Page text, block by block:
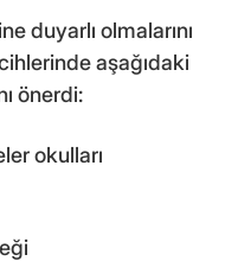
duyarlı olmalarını
aşağıdaki
önerdi:
okulları